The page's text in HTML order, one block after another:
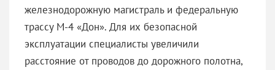
железнодорожную магистраль и федеральную
трассу М-4 «Дон». Для их безопасной
эксплуатации специалисты увеличили
расстояние от проводов до дорожного полотна,